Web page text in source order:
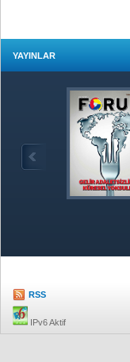
YAYINLAR
RSS
IPv6 Aktif